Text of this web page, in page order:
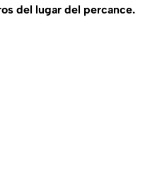
del lugar del percance.